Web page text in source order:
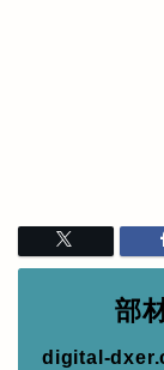
部
digital-